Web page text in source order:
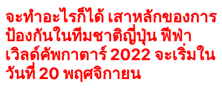
จะทำอะไรก็ได้ เสาหลักของการ
ป้องกันในทีมชาติญี่ปุ่น ฟีฟ่า
เวิลด์คัพกาตาร์ 2022 จะเริ่มใน
วันที่ 20 พฤศจิกายน